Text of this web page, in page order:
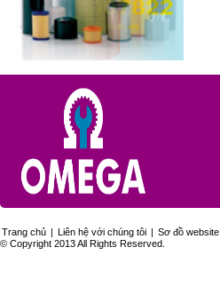
Trang chủ | Liên hệ với chúng tôi | Sơ đồ website
© Copyright 2013 All Rights Reserved.